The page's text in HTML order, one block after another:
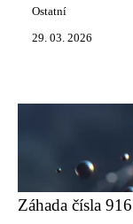
Ostatní
29. 03. 2026
Záhada čísla